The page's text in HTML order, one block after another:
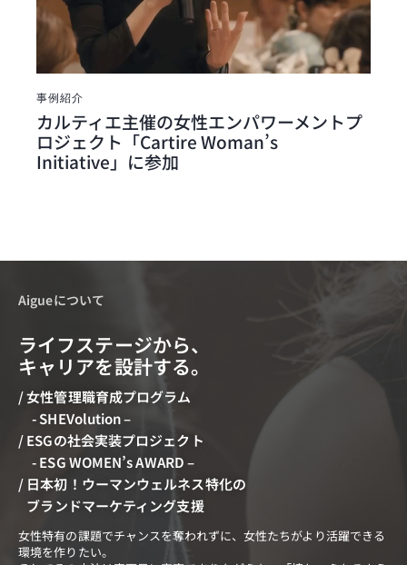
事例紹介
カルティエ主催の女性エンパワーメントプ
ロジェクト「Cartire Woman’s
Initiative」に参加
Aigueについて
ライフステージから、
キャリアを設計する。
/ 女性管理職育成プログラム
- SHEVolution –
/ ESGの社会実装プロジェクト
- ESG WOMEN’s AWARD –
/ 日本初！ウーマンウェルネス特化の
ブランドマーケティング支援
女性特有の課題でチャンスを奪われずに、女性たちがより活躍できる
環境を作りたい。